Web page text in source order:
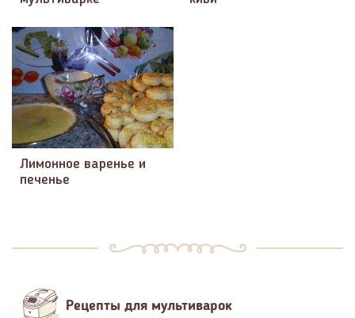
Лимонное варенье и
печенье
Рецепты для мультиварок